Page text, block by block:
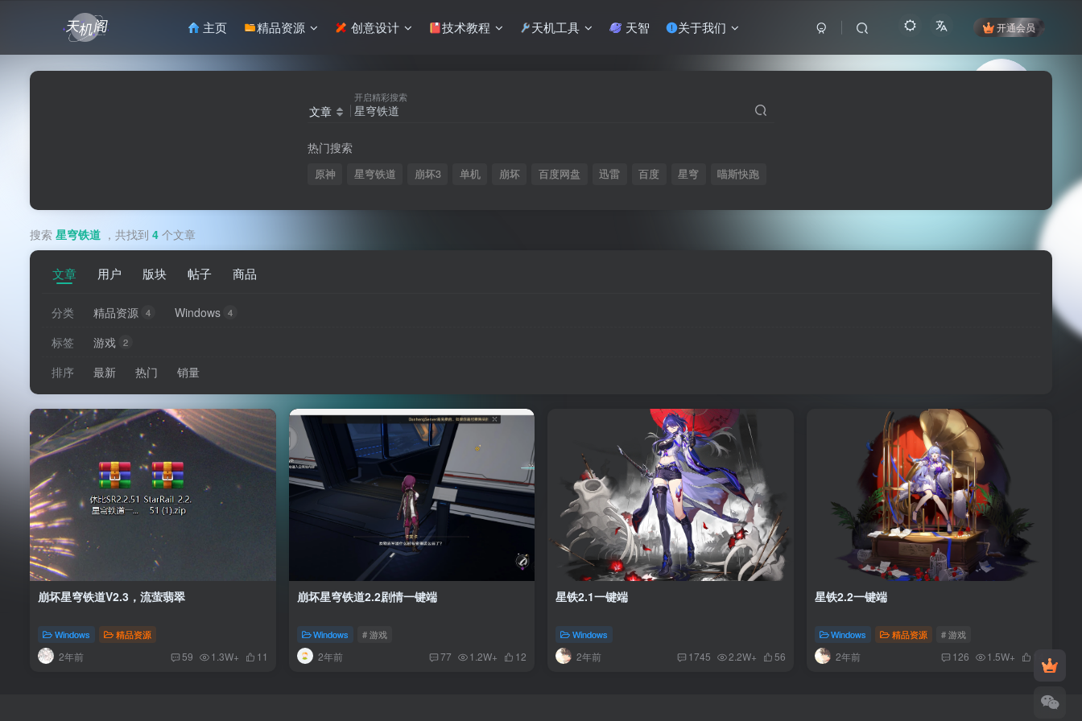
主页 精品资源 创意设计 技术教程 天机工具 天智 关于我们 开通会员
文章
开启精彩搜索
热门搜索
原神 星穹铁道 崩坏3 单机 崩坏 百度网盘 迅雷 百度 星穹 喵斯快跑
搜索 星穹铁道 ，共找到 4 个文章
文章 用户 版块 帖子 商品
分类 精品资源 4 Windows 4
标签 游戏 2
排序 最新 热门 销量
崩坏星穹铁道V2.3，流萤翡翠
Windows 精品资源
2年前 59 1.3W+ 11
崩坏星穹铁道2.2剧情一键端
Windows # 游戏
2年前 77 1.2W+ 12
星铁2.1一键端
Windows
2年前 1745 2.2W+ 56
星铁2.2一键端
Windows 精品资源 # 游戏
2年前 126 1.5W+
用户名或邮箱
登录密码
记住登录 找回密码|免密登录